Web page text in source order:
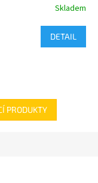
Skladem
DETAIL
PRODUKTY